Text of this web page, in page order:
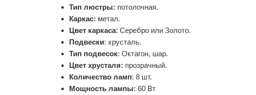
Тип люстры: потолочная.
Каркас: метал.
Цвет каркаса: Серебро или Золото.
Подвески: хрусталь.
Тип подвесок: Октагон, шар.
Цвет хрусталя: прозрачный.
Количество ламп: 8 шт.
Мощность лампы: 60 Вт